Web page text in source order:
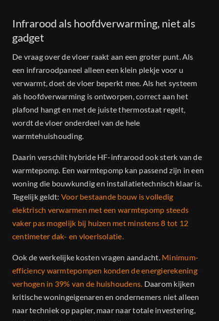
Infrarood als hoofdverwarming, niet als
gadget
De vraag over de vloer raakt aan een groter punt. Als
een infraroodpaneel alleen een klein plekje voor u
verwarmt, doet de vloer beperkt mee. Als het systeem
als hoofdverwarming is ontworpen, correct aan het
plafond hangt en met de juiste thermostaat regelt,
wordt de vloer onderdeel van de hele
warmtehuishouding.
Daarin verschilt hybride HF-infrarood ook sterk van de
warmtepomp. Een warmtepomp kan passend zijn in een
woning die bouwkundig en installatietechnisch klaar is.
Tegelijk geldt: Voor bestaande bouw is volledig
elektrisch verwarmen met een warmtepomp steeds
vaker pas mogelijk bij huizen met minstens 8 tot 12
centimeter dak- en vloerisolatie.
Ook de werkelijke kosten vragen aandacht. Minimum-
efficiency warmtepompen konden de energierekening
verhogen in 39% van de huishoudens. Daarom kijken
kritische woningeigenaren en ondernemers niet alleen
naar techniek op papier, maar naar totale investering,